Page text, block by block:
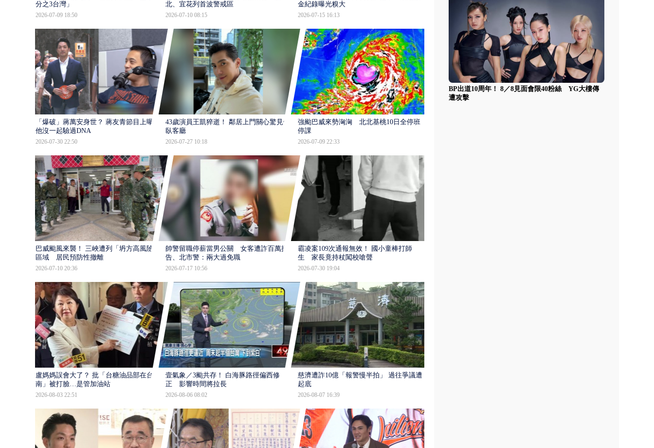
分之3台灣」
2026-07-09 18:50
北、宜花列首波警戒區
2026-07-10 08:15
金紀錄曝光糗大
2026-07-15 16:13
「爆破」蔣萬安身世？ 蔣友青節目上曝：
他沒一起驗過DNA
2026-07-30 22:50
43歲演員王凱猝逝！ 鄰居上門關心驚見倒
臥客廳
2026-07-27 10:18
強颱巴威來勢洶洶 北北基桃10日全停班
停課
2026-07-09 22:33
巴威颱風來襲！ 三峽遭列「坍方高風險」
區域 居民預防性撤離
2026-07-10 20:36
帥警留職停薪當男公關 女客遭詐百萬提
告、北市警：兩大過免職
2026-07-17 10:56
霸凌案109次通報無效！ 國小童棒打師
生 家長竟持杖闖校嗆聲
2026-07-30 19:04
盧媽媽誤會大了？ 批「台糖油品部在台
南」被打臉…是管加油站
2026-08-03 22:51
壹氣象／3颱共存！ 白海豚路徑偏西修
正 影響時間將拉長
2026-08-06 08:02
慈濟遭詐10億「報警慢半拍」 過往爭議遭
起底
2026-08-07 16:39
BP出道10周年！ 8／8見面會限40粉絲 YG大樓傳
遭攻擊